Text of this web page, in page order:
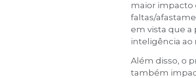
maior impacto
faltas/
em vista que
inteligência ao
Além disso, o
também